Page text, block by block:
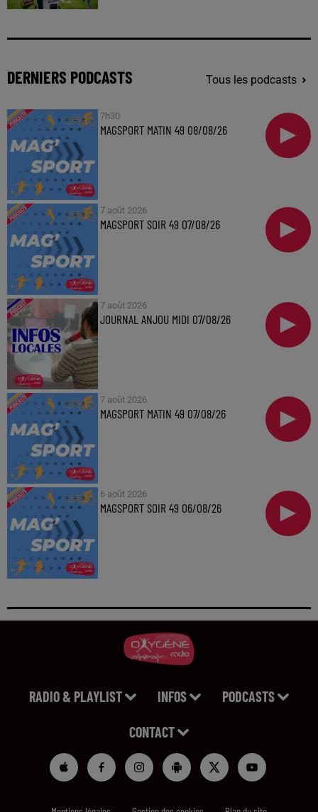
DERNIERS PODCASTS Tous les podcasts
7h30
MAGSPORT MATIN 49 08/08/26
7 août 2026
MAGSPORT SOIR 49 07/08/26
7 août 2026
JOURNAL ANJOU MIDI 07/08/26
7 août 2026
MAGSPORT MATIN 49 07/08/26
6 août 2026
MAGSPORT SOIR 49 06/08/26
RADIO & PLAYLIST INFOS PODCASTS
CONTACT